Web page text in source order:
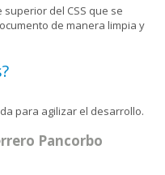
del CSS que se
de manera limpia y
para agilizar el desarrollo.
Pancorbo